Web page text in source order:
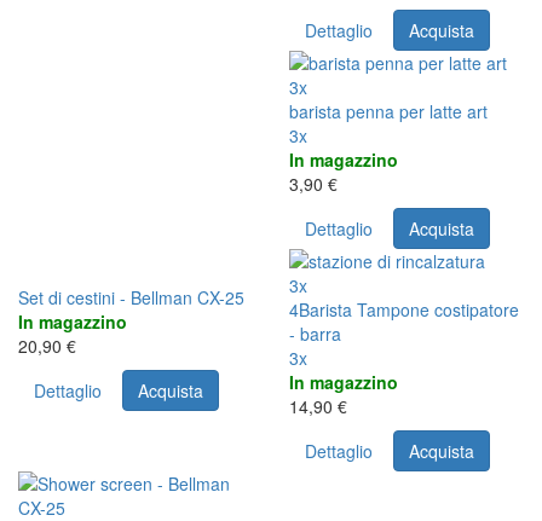
Dettaglio
Acquista
Set di cestini - Bellman CX-25
In magazzino
20,90 €
Dettaglio
Acquista
3x
barista penna per latte art
3x
In magazzino
3,90 €
Dettaglio
Acquista
3x
4Barista Tampone costipatore
- barra
3x
In magazzino
14,90 €
Dettaglio
Acquista